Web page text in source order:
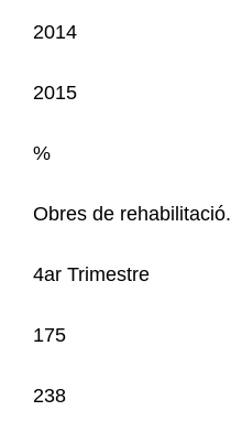
2014
2015
%
Obres de rehabilitació.
4ar Trimestre
175
238